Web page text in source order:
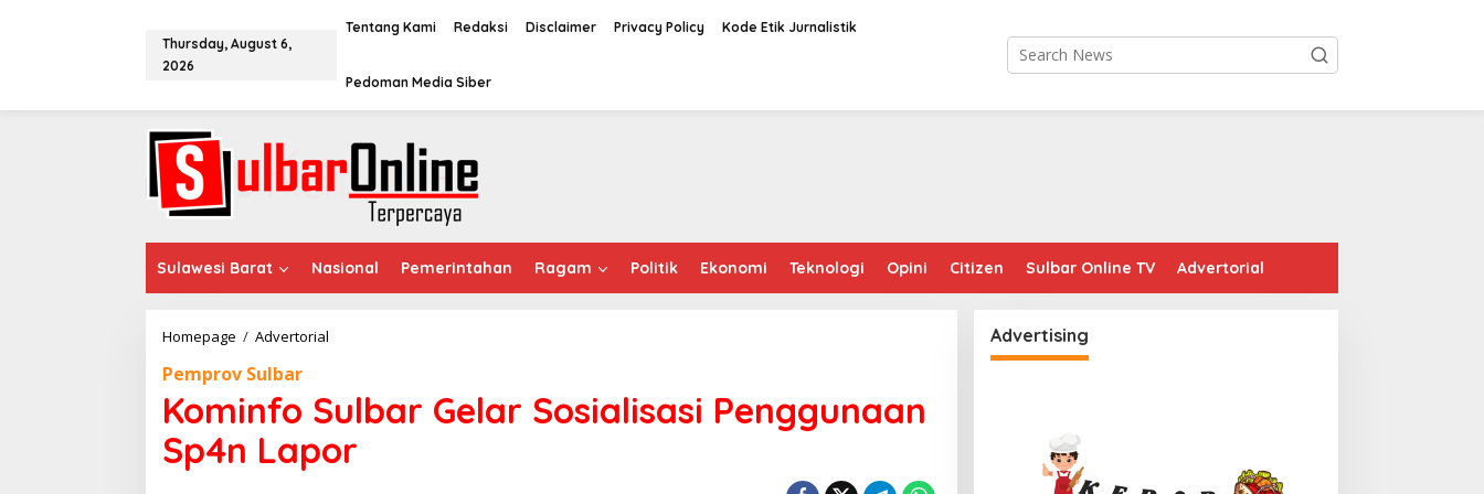
o
Thursday, August 6,
2026
Tentang Kami Redaksi Disclaimer Privacy Policy Kode Etik Jurnalistik
Pedoman Media Siber
Sulawesi Barat Nasional Pemerintahan Ragam Politik Ekonomi Teknologi Opini Citizen Sulbar Online TV Advertorial
Homepage / Advertorial
i
n
o
Pemprov Sulbar
Kominfo Sulbar Gelar Sosialisasi Penggunaan
Sp4n Lapor
Advertising